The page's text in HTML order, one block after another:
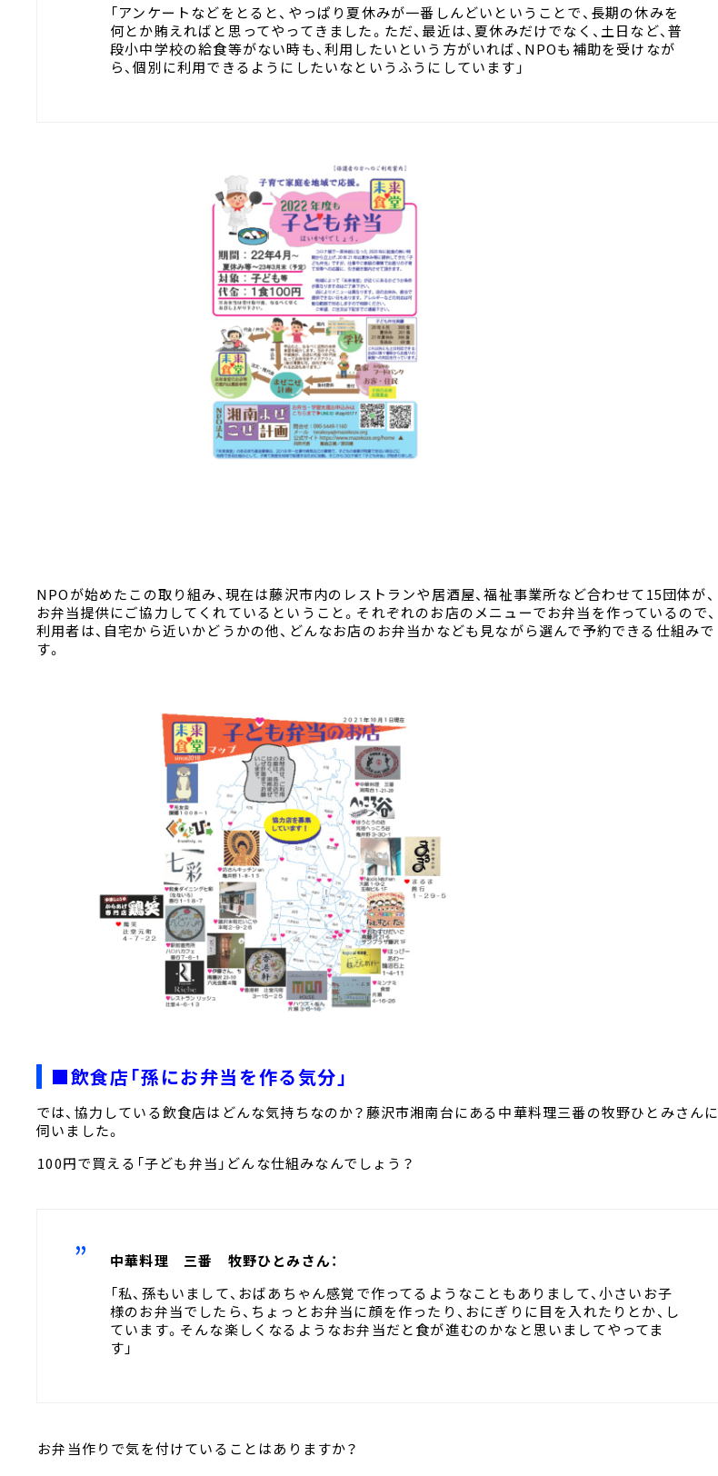
「アンケートなどをとると、やっぱり夏休みが一番しんどいということで、長期の休みを
何とか賄えればと思ってやってきました。ただ、最近は、夏休みだけでなく、土日など、普
段小中学校の給食等がない時も、利用したいという方がいれば、NPOも補助を受けなが
ら、個別に利用できるようにしたいなというふうにしています」
NPOが始めたこの取り組み、現在は藤沢市内のレストランや居酒屋、福祉事業所など合わせて15団体が、
お弁当提供にご協力してくれているということ。それぞれのお店のメニューでお弁当を作っているので、
利用者は、自宅から近いかどうかの他、どんなお店のお弁当かなども見ながら選んで予約できる仕組みで
す。
■飲食店「孫にお弁当を作る気分」
では、協力している飲食店はどんな気持ちなのか？藤沢市湘南台にある中華料理三番の牧野ひとみさんに
伺いました。
――100円で買える「子ども弁当」どんな仕組みなんでしょう？
中華料理 三番 牧野ひとみさん：
「私、孫もいまして、おばあちゃん感覚で作ってるようなこともありまして、小さいお子
様のお弁当でしたら、ちょっとお弁当に顔を作ったり、おにぎりに目を入れたりとか、し
ています。そんな楽しくなるようなお弁当だと食が進むのかなと思いましてやってま
す」
――お弁当作りで気を付けていることはありますか？